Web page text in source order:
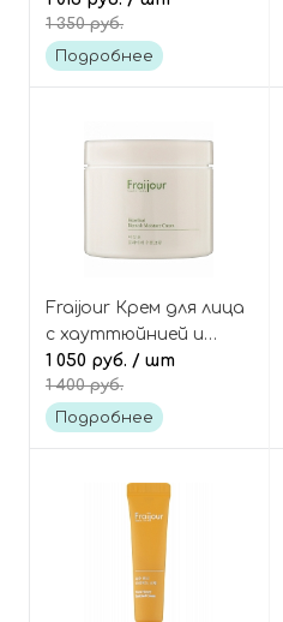
ретинолом Retin-
Collagen 3D Core
1 350 руб.
Подробнее
Fraijour Крем для лица
с хауттюйнией и
алоэ вера Heartleaf
Blemish Moisture
Cream
1 050 руб. / шт
1 400 руб.
Подробнее